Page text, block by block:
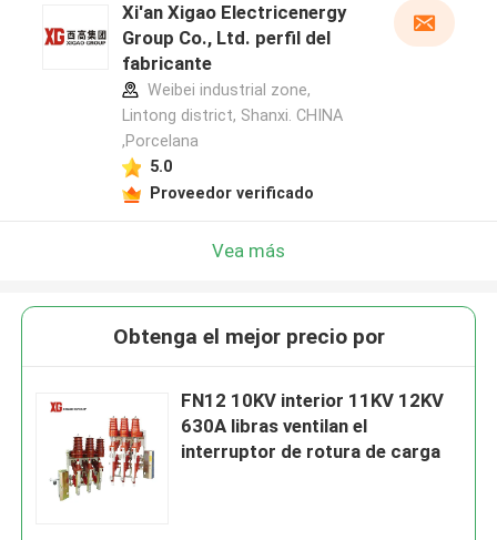
Xi'an Xigao Electricenergy
Group Co., Ltd. perfil del
fabricante
Weibei industrial zone,
Lintong district, Shanxi. CHINA
,Porcelana
5.0
Proveedor verificado
Vea más
Obtenga el mejor precio por
FN12 10KV interior 11KV 12KV
630A libras ventilan el
interruptor de rotura de carga